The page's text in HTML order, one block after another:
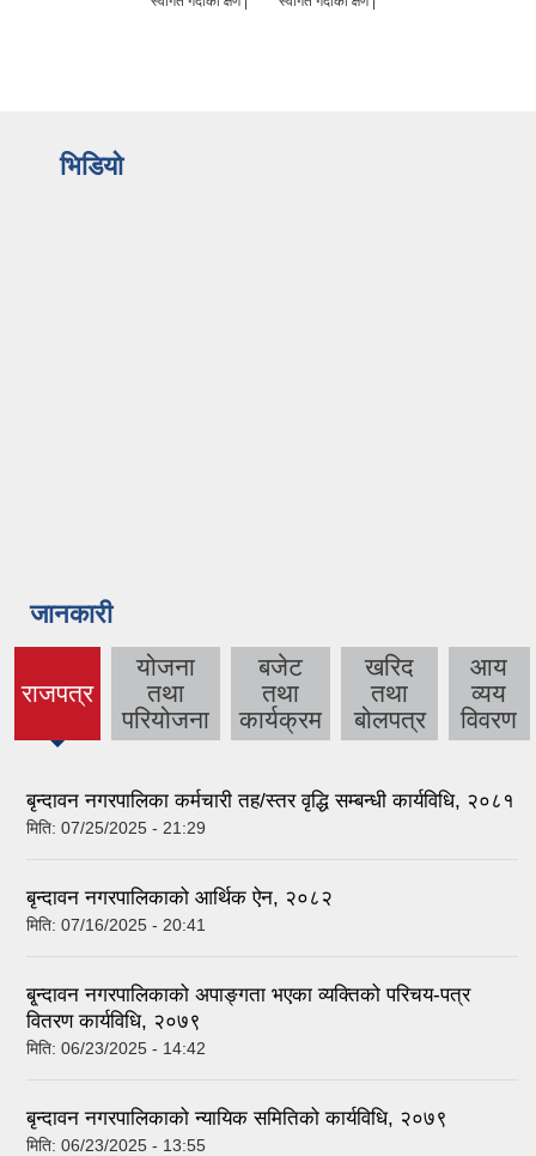
भिडियो
जानकारी
राजपत्र
(active
योजना
तथा
परियोजना
बजेट
तथा
कार्यक्रम
खरिद
तथा
बोलपत्र
आय
व्यय
विवरण
बृन्दावन नगरपालिका कर्मचारी तह/स्तर वृद्धि सम्बन्धी कार्यविधि, २०८१
मिति: 07/25/2025 - 21:29
बृन्दावन नगरपालिकाको आर्थिक ऐन, २०८२
मिति: 07/16/2025 - 20:41
बृ्न्दावन नगरपालिकाको अपाङ्गता भएका व्यक्तिको परिचय-पत्र
वितरण कार्यविधि, २०७९
मिति: 06/23/2025 - 14:42
बृन्दावन नगरपालिकाको न्यायिक समितिको कार्यविधि, २०७९
मिति: 06/23/2025 - 13:55